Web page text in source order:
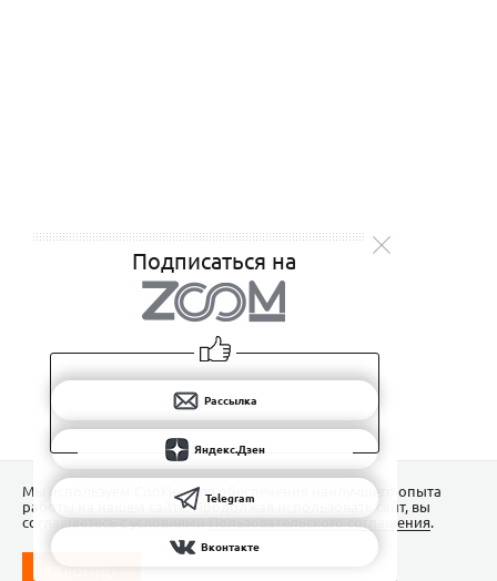
Подписаться на
Рассылка
Яндекс.Дзен
Telegram
Вконтакте
Мы используем Сookies для обеспечения наилучшего опыта
работы на нашем сайте. Продолжая использовать сайт, вы
соглашаетесь с условиямиПользовательского соглашения.
ПОНЯТНО